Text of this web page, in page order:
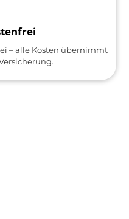
– alle Kosten übernimmt